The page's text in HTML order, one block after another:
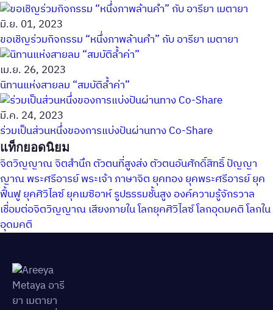
มิ.ย. 01, 2023
ขอเชิญร่วมกิจกรรม “หนึ่งภาพล้านคำ” กับ อารียา เมตายา
เม.ย. 26, 2023
นิทานแห่งสายลม “สมบัติล้ำค่า”
มี.ค. 24, 2023
ร่วมเป็นส่วนหนึ่งของการแบ่งปันผ่านทาง Co-Share
แท็กยอดนิยม
จิตวิญญาณจิตสำนึก ตัวตนที่สูงส่งตัวตนอันศักดิ์สิทธิ์ปัญญา
ญาณพระศรีอารย์พระเจ้า ภาษาจิต ยุคทองยุคพระศรีอารย์ยุค
ฟื้นฟูยุคศิวิไลซ์ยุคเมซิอาห์รูปธรรมชั้นสูงองค์ความรู้จักรวาล
เชื่อมต่อจิตวิญญาณ เสียงภายในโลกยุคศิวิไลซ์โลกอุดมคติโลกใน
อุดมคติ